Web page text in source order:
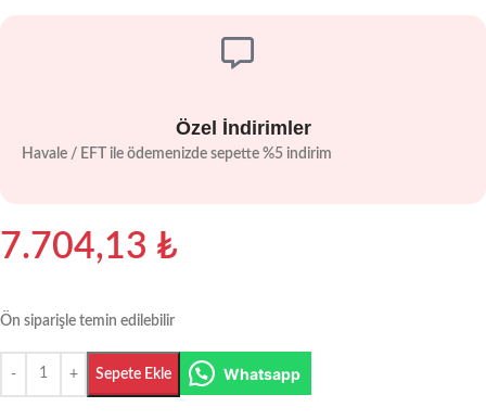
Özel İndirimler
Havale / EFT ile ödemenizde sepette %5 indirim
7.704,13 ₺
Ön siparişle temin edilebilir
Sepete Ekle Whatsapp